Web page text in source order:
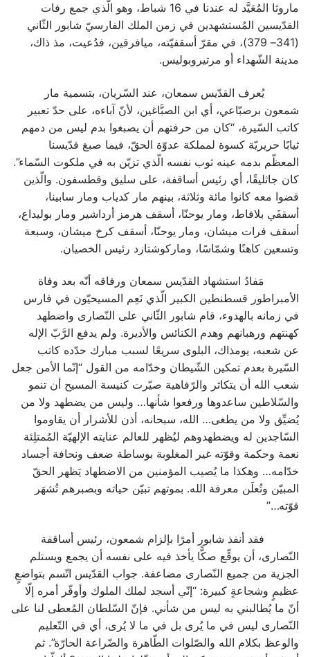
ماروثا المُعَيَّد له عندنا في 16 شباط، وهو الّذي جمع رفات
القدّيسين المُستشهدين في زمن الملك الفارسيّ شابور الثّاني
(341– 379)، في مقرّ أسقفيّته، ميافرقين، فدُعيت، مذ ذاك،
مدينة الشّهداء أو مرتيروبوليس.
يُعرف القدّيس سمعان، عند السّريان، بتسمية مار
شمعون برصبّاعي، أي ابن الصبَّاغين، لأنّ آباءه، على حدّ تعبير
كاتب السّيرة، “كان من حرفتهم أن يصبغوا بدم ليس من دمهم
ثيابًا حريريّة كسوة لمملكة عدوّة الحقّ، فيما صبغ قدّيسنا
المعظّم بدمه عينه ثوب نفسه الّذي تزيّن به في ملكوت السّماء”.
كان جاثليقًا، أي رئيس أساقفة، على سليق وقطسفون. والّذين
قضوا معه كانوا مائة وثلاثة، بينهم مار كدياب ومار سابينا،
أسقفَي بلافاط، ومار يوحنّا، أسقف هرمز أرداشير ومار بوليداع،
أسقف فرات ميشان، ومار يوحنّا، أسقف كرخ ميشان، وسبعة
وتسعين كاهنًا وشمّاسًا، وماركوشتازد رئيس الخصيان.
مَفادُ استشهاد القدّيس سمعان ورفاقه أنّه بعد وفاة
الأمبراطور قسطنطين الكبير الّذي نَعِم المسيحيّون في فارس
في زمانه بالهدوء، قام شابور الثّاني على النّصارى واضطهد
كهنتهم ورهبانهم وهدم الكنائس والأديرة. ولم يدفع الرَّبّ الإله
عن شعبه، يومذاك، البلوى سريعًا لسبب مبارك حدّده كاتب
السّيرة بعدم تمكين الشّيطان وخدّامه من القول “إنّما الأمن جعل
شعب الله أن يتكاثر والرّفاهية صيّرت كنيسة المسيح أن تنمو
والسّلاطين ساعدوها ورفعوا شأنها… وليس من يضطهد ولا من
يُضيِّق ولا من يطغى… الله، سبحانه، أذن للأشرار أن يقاوموا
السّاجدين له ويضطهدوهم ليُظهر للعالم عنايته الإلهيّة المُمتلِئة
نعمة وحكمة وقوّته غير المغلوبة بوساطة ضعف ونحافة أجساد
خدّامه… وهكذا ما يُصيب المؤمنين من الاضطهاد يَظهر الحقّ
المبيّن وتُعلَن معرفة الله. بموتهم تبيّن حياته وبصبرهم تُشهَر
قوّته…”
فقد أنفذ شابور أمرًا بإلزام شمعون، رئيس أساقفة
النّصارى، أن يوقِّع صكًّا يأخذ فيه على نفسه أن يجمع ويستلم
الجزية من جميع النّصارى مضاعفة. جواب القدّيس اتّسم بتواضعٍ
عظيمٍ وشجاعةٍ كبيرة: “إنّي أسجد لملك الملوك وأوقّر أمره إلّا
أنّ ما يُطالبني به ليس من شأني. فإنّ السّلطان المُعطى لنا على
النّصارى ليس في ما يُرى بل في ما لا يُرى، أي في التّعليم
والوعظ بكلام الله والصّلوات الطّاهرة والضّراعة الحارّة”. ثم